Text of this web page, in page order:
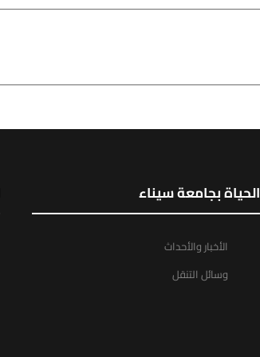
الحياة بجامعة سيناء
الأخبار والأحداث
وسائل التنقل